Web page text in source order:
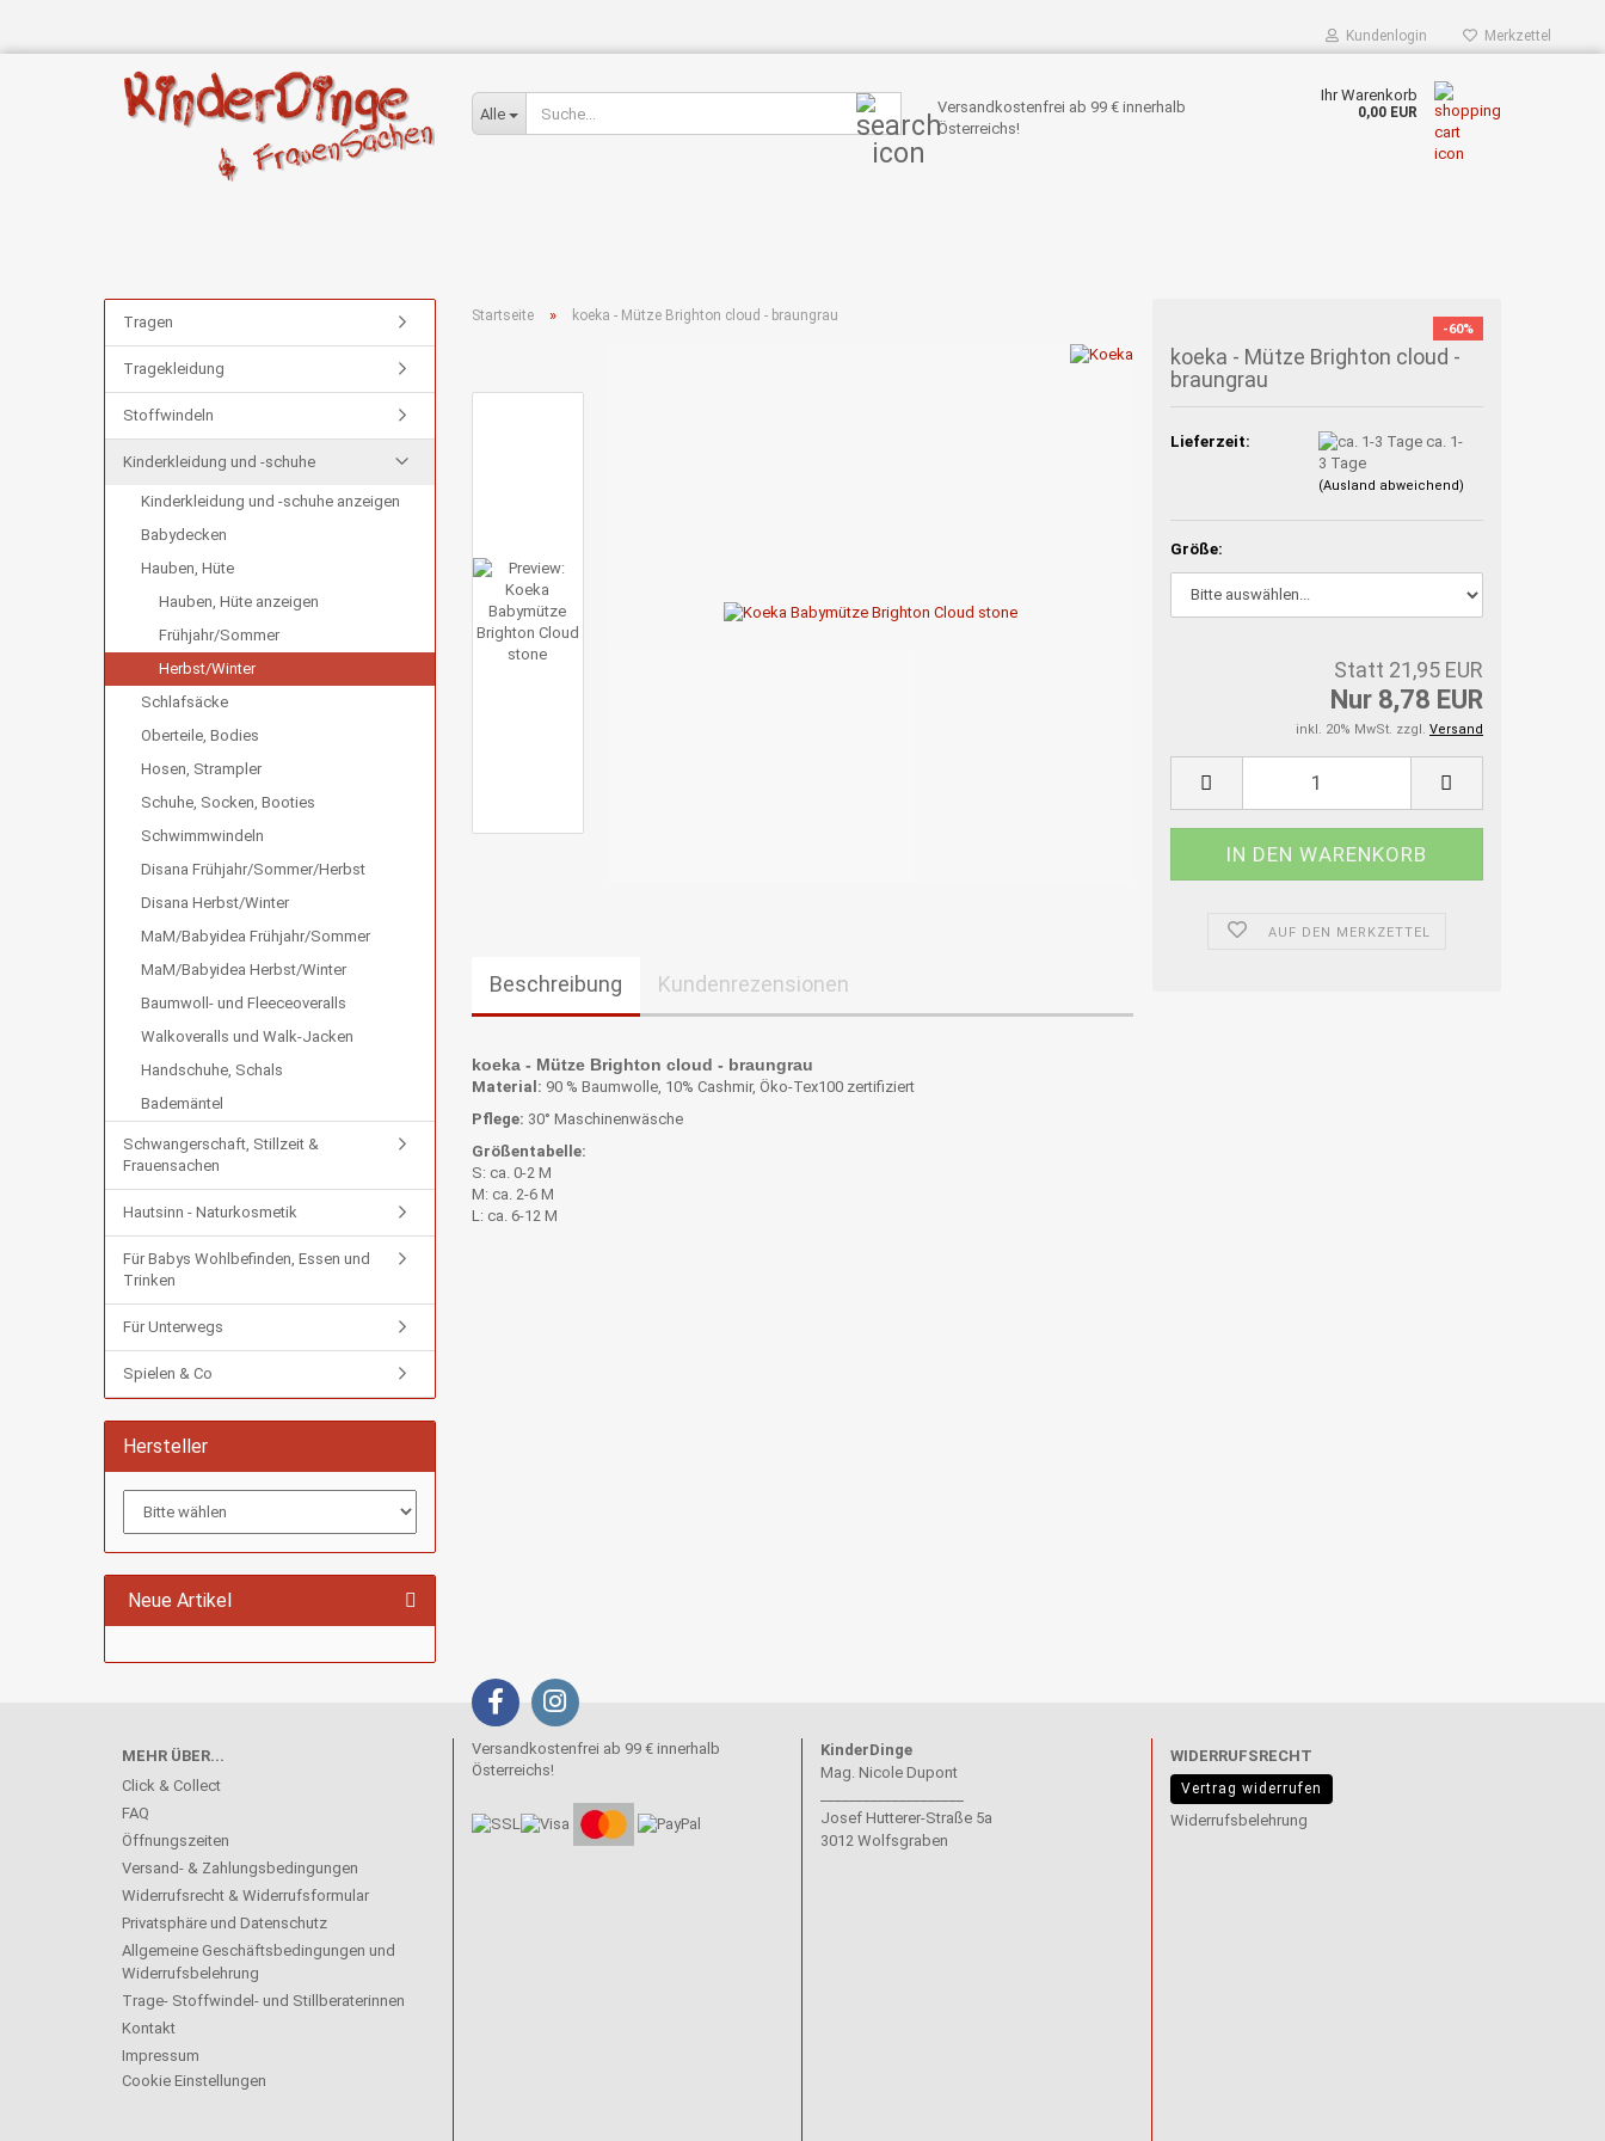
Kundenlogin Merkzettel
Alle
Suche...Versandkostenfrei ab 99 € innerhalb
Österreichs!
Ihr Warenkorb
0,00 EUR
Startseite » koeka - Mütze Brighton cloud - braungrau
-60%
koeka - Mütze Brighton cloud -
braungrau
Lieferzeit:
ca. 1-
3 Tage
(Ausland abweichend)
Größe:
Statt 21,95 EUR
Nur 8,78 EUR
inkl. 20% MwSt. zzgl. Versand
AUF DEN MERKZETTEL
Beschreibung Kundenrezensionen
koeka - Mütze Brighton cloud - braungrau
Material: 90 % Baumwolle, 10% Cashmir, Öko-Tex100 zertifiziert
Pflege: 30° Maschinenwäsche
Größentabelle:
S: ca. 0-2 M
M: ca. 2-6 M
L: ca. 6-12 M
Tragen
Tragekleidung
Stoffwindeln
Kinderkleidung und -schuhe
Kinderkleidung und -schuhe anzeigen
Babydecken
Hauben, Hüte
Hauben, Hüte anzeigen
Frühjahr/Sommer
Herbst/Winter
Schlafsäcke
Oberteile, Bodies
Hosen, Strampler
Schuhe, Socken, Booties
Schwimmwindeln
Disana Frühjahr/Sommer/Herbst
Disana Herbst/Winter
MaM/Babyidea Frühjahr/Sommer
MaM/Babyidea Herbst/Winter
Baumwoll- und Fleeceoveralls
Walkoveralls und Walk-Jacken
Handschuhe, Schals
Bademäntel
Schwangerschaft, Stillzeit &
Frauensachen
Hautsinn - Naturkosmetik
Für Babys Wohlbefinden, Essen und
Trinken
Für Unterwegs
Spielen & Co
Hersteller
Neue Artikel
MEHR ÜBER...
Click & Collect
FAQ
Öffnungszeiten
Versand- & Zahlungsbedingungen
Widerrufsrecht & Widerrufsformular
Privatsphäre und Datenschutz
Allgemeine Geschäftsbedingungen und
Widerrufsbelehrung
Trage- Stoffwindel- und Stillberaterinnen
Kontakt
Impressum
Cookie Einstellungen
Versandkostenfrei ab 99 € innerhalb
Österreichs!
KinderDinge
Mag. Nicole Dupont
Josef Hutterer-Straße 5a
3012 Wolfsgraben
WIDERRUFSRECHT
Vertrag widerrufen
Widerrufsbelehrung